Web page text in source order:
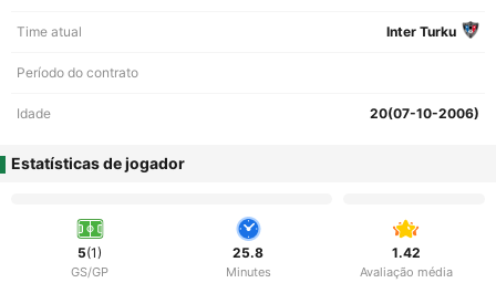
Time atual Inter Turku
Período do contrato
Idade 20(07-10-2006)
Estatísticas de jogador
5(1)
GS/GP
25.8
Minutes
1.42
Avaliação média